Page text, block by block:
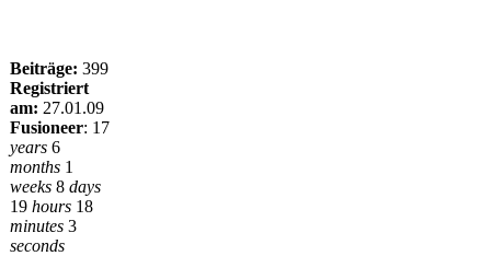
Beiträge: 399
Registriert
am: 27.01.09
Fusioneer: 17
years 6
months 1
weeks 8 days
19 hours 18
minutes 3
seconds